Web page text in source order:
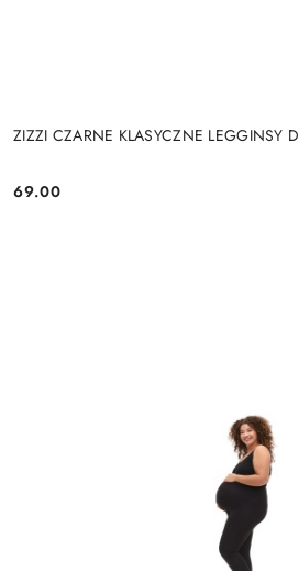
ZIZZI CZARNE KLASYCZNE LEGGINSY
Cena:
69.00